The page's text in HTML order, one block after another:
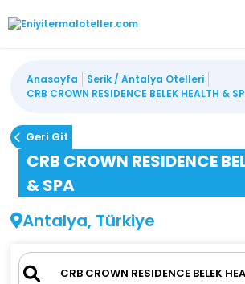
Anasayfa
Serik / Antalya Otelleri
CRB CROWN RESIDENCE BELEK HEALTH &
Geri Git
CRB CROWN RESIDENCE
& SPA
Antalya, Türkiye